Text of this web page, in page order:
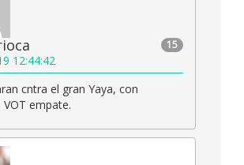
15
12:44:42
cntra el gran Yaya, con
empate.